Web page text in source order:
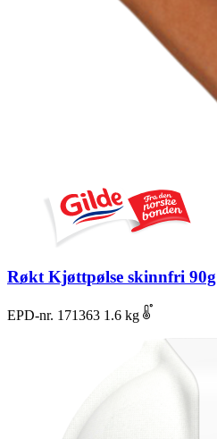
Røkt Kjøttpølse skinnfri 90g
EPD-nr. 171363 1.6 kg